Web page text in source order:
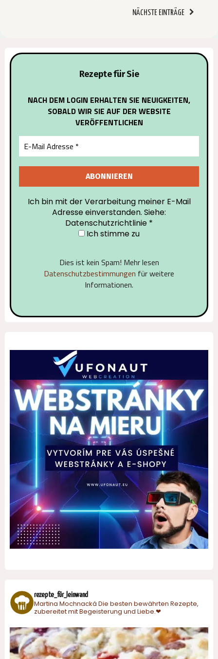
NÄCHSTE EINTRÄGE
Rezepte für Sie
NACH DEM LOGIN ERHALTEN SIE NEUIGKEITEN,
SOBALD WIR SIE AUF DER WEBSITE
VERÖFFENTLICHEN
Ich bin mit der Verarbeitung meiner E-Mail
Adresse einverstanden. Siehe:
Datenschutzrichtlinie *
Ich stimme zu
Dies ist kein Spam! Mehr lesen
Datenschutzbestimmungen für weitere
Informationen.
Alternative:
rezepte_für_leinwand
Martina Mochnacká Die besten bewährten Rezepte,
zubereitet mit Begeisterung und Liebe.❤